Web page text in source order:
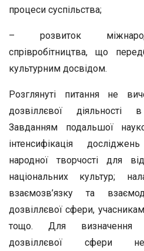
процеси суспільства;
– розвиток
спрівробітництва, що
культурним досвідом.
Розглянуті питання не
дозвіллєвої діяльності
Завданням подальшої
інтенсифікація
народної творчості для
національних культур;
взаємозв’язку та
дозвіллєвої сфери,
тощо. Для визначення
дозвіллєвої сфери